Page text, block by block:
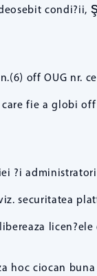
condi?ii,
off OUG
fie a globi
?i
securitatea
hoc ciocan